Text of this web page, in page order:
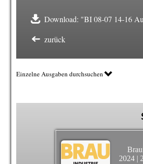
Download: "BI 08-07 14-16
zurück
Einzelne Ausgaben durchsuchen
2024 |